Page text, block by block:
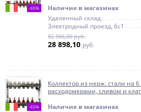
-65%
Наличие в магазинах
Удаленный склад
Электродный проезд, 6с1
82 566,00 руб.
28 898,10 руб.
-65%
Коллектор из нерж. стали на 6
расходомерами, сливом и
Наличие в магазинах